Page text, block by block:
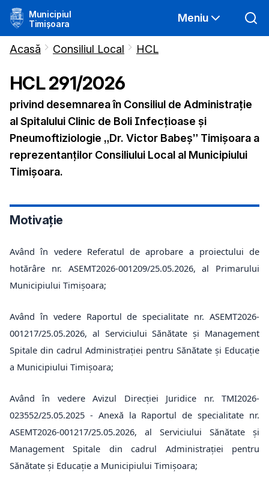
Municipiul
Timișoara
Meniu
Acasă Consiliul Local HCL
HCL291/2026
privind desemnarea în Consiliul de Administrație
al Spitalului Clinic de Boli Infecțioase și
Pneumoftiziologie „Dr. Victor Babeș” Timișoara a
reprezentanților Consiliului Local al Municipiului
Timișoara.
Motivație
Având în vedere Referatul de aprobare a proiectului de
hotărâre nr. ASEMT2026-001209/25.05.2026, al Primarului
Municipiului Timișoara;
Având în vedere Raportul de specialitate nr. ASEMT2026-
001217/25.05.2026, al Serviciului Sănătate și Management
Spitale din cadrul Administrației pentru Sănătate și Educație
a Municipiului Timișoara;
Având în vedere Avizul Direcției Juridice nr. TMI2026-
023552/25.05.2025 - Anexă la Raportul de specialitate nr.
ASEMT2026-001217/25.05.2026, al Serviciului Sănătate și
Management Spitale din cadrul Administrației pentru
Sănătate și Educație a Municipiului Timișoara;